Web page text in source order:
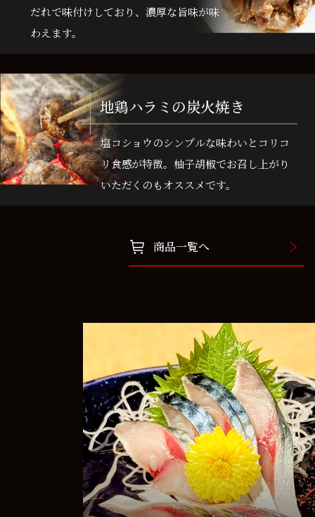
だれで味付けしており、濃厚な旨味が味
わえます。
地鶏ハラミの炭火焼き
塩コショウのシンプルな味わいとコリコ
リ食感が特徴。柚子胡椒でお召し上がり
いただくのもオススメです。
商品一覧へ